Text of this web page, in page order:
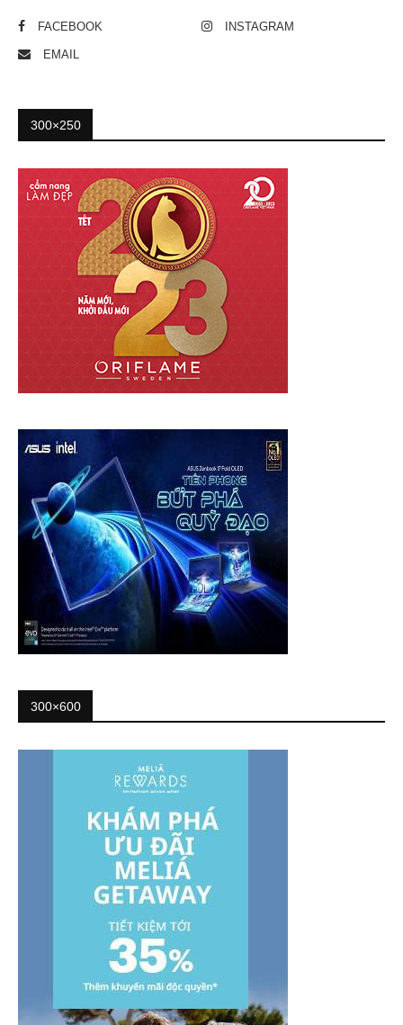
FACEBOOK INSTAGRAM
EMAIL
300×250
300×600